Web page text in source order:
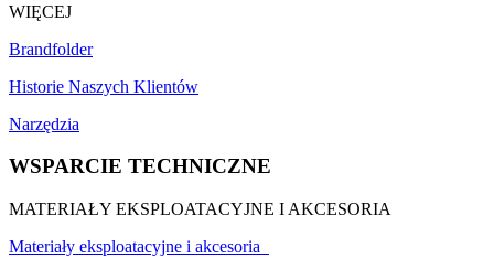
WIĘCEJ
Brandfolder
Historie Naszych Klientów
Narzędzia
WSPARCIE TECHNICZNE
MATERIAŁY EKSPLOATACYJNE I AKCESORIA
Materiały eksploatacyjne i akcesoria